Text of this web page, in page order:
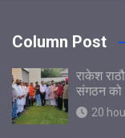
Column Post
राकेश
संगठन को
20